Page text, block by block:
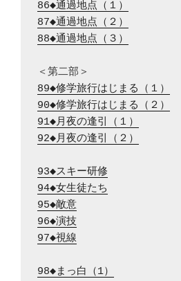
86◆通過地点（１）
87◆通過地点（２）
88◆通過地点（３）
89◆修学旅行はじまる（１）
90◆修学旅行はじまる（２）
91◆月夜の逢引（１）
92◆月夜の逢引（２）
93◆スキー研修
94◆女生徒たち
95◆敵意
96◆演技
97◆視線
98◆まっ白（1）